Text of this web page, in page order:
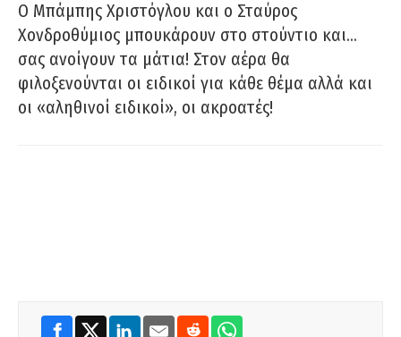
O Μπάμπης Χριστόγλου και ο Σταύρος
Χονδροθύμιος μπουκάρουν στο στούντιο και…
σας ανοίγουν τα μάτια! Στον αέρα θα
φιλοξενούνται οι ειδικοί για κάθε θέμα αλλά και
οι «αληθινοί ειδικοί», οι ακροατές!